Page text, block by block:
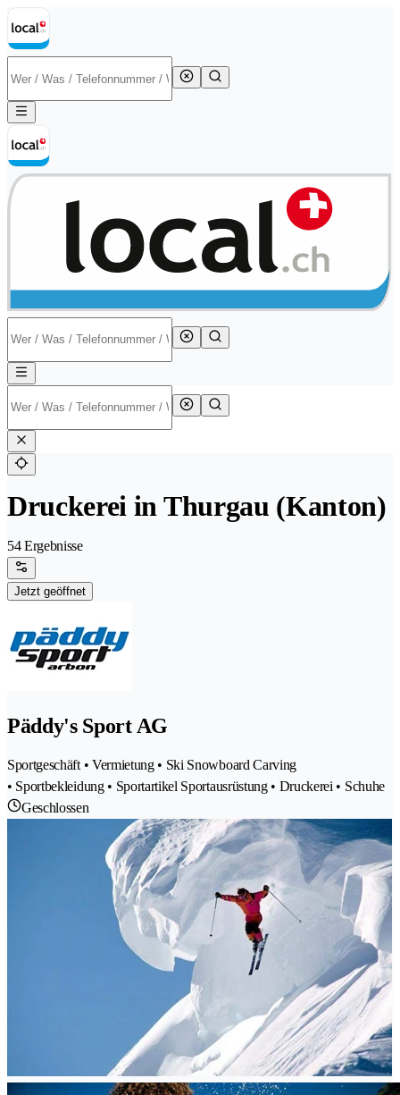
Druckerei in Thurgau (Kanton)
54 Ergebnisse
Jetzt geöffnet
Päddy's Sport AG
Sportgeschäft • Vermietung • Ski Snowboard Carving
• Sportbekleidung • Sportartikel Sportausrüstung • Druckerei • Schuhe
Geschlossen